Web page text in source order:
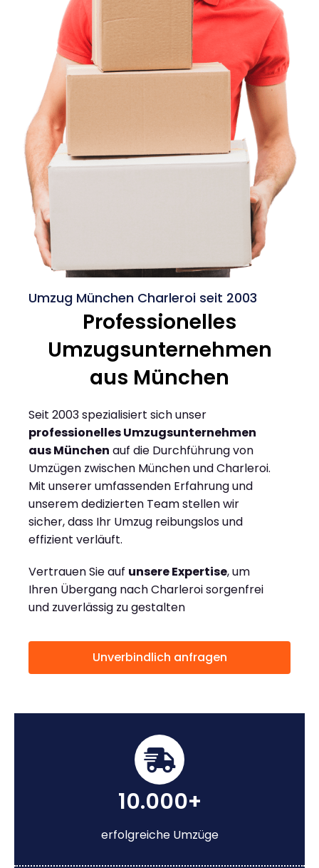
Umzug München Charleroi seit 2003
Professionelles
Umzugsunternehmen
aus München
Seit 2003 spezialisiert sich unser
professionelles Umzugsunternehmen
aus München auf die Durchführung von
Umzügen zwischen München und Charleroi.
Mit unserer umfassenden Erfahrung und
unserem dedizierten Team stellen wir
sicher, dass Ihr Umzug reibungslos und
effizient verläuft.
Vertrauen Sie auf unsere Expertise, um
Ihren Übergang nach Charleroi sorgenfrei
und zuverlässig zu gestalten
Unverbindlich anfragen
10.000+
erfolgreiche Umzüge